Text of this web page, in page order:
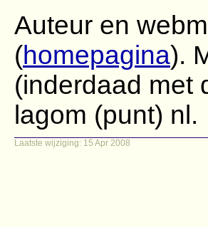
Auteur en
(homepagina).
(inderdaad met
lagom (punt) nl.
Laatste wijziging: 15 Apr 2008